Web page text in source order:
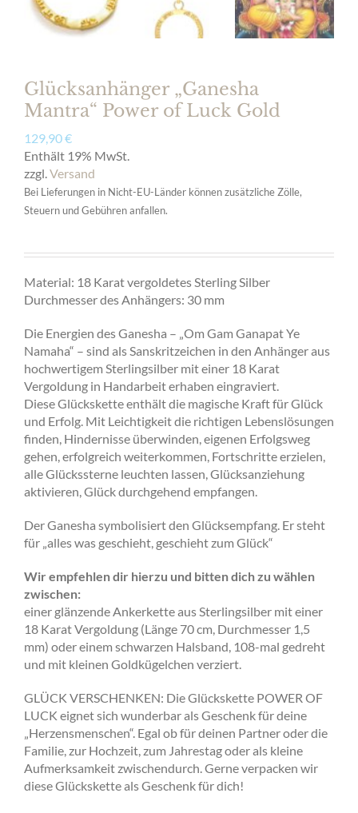
Glücksanhänger „Ganesha
Mantra“ Power of Luck Gold
129,90€
Enthält 19% MwSt.
zzgl.Versand
Bei Lieferungen in Nicht-EU-Länder können zusätzliche Zölle,
Steuern und Gebühren anfallen.
Material: 18 Karat vergoldetes Sterling Silber
Durchmesser des Anhängers: 30 mm
Die Energien des Ganesha – „Om Gam Ganapat Ye
Namaha“ – sind als Sanskritzeichen in den Anhänger aus
hochwertigem Sterlingsilber mit einer 18 Karat
Vergoldung in Handarbeit erhaben eingraviert.
Diese Glückskette enthält die magische Kraft für Glück
und Erfolg. Mit Leichtigkeit die richtigen Lebenslösungen
finden, Hindernisse überwinden, eigenen Erfolgsweg
gehen, erfolgreich weiterkommen, Fortschritte erzielen,
alle Glückssterne leuchten lassen, Glücksanziehung
aktivieren, Glück durchgehend empfangen.
Der Ganesha symbolisiert den Glücksempfang. Er steht
für „alles was geschieht, geschieht zum Glück“
Wir empfehlen dir hierzu und bitten dich zu wählen
zwischen:
einer glänzende Ankerkette aus Sterlingsilber mit einer
18 Karat Vergoldung (Länge 70 cm, Durchmesser 1,5
mm) oder einem schwarzen Halsband, 108-mal gedreht
und mit kleinen Goldkügelchen verziert.
GLÜCK VERSCHENKEN: Die Glückskette POWER OF
LUCK eignet sich wunderbar als Geschenk für deine
„Herzensmenschen“. Egal ob für deinen Partner oder die
Familie, zur Hochzeit, zum Jahrestag oder als kleine
Aufmerksamkeit zwischendurch. Gerne verpacken wir
diese Glückskette als Geschenk für dich!